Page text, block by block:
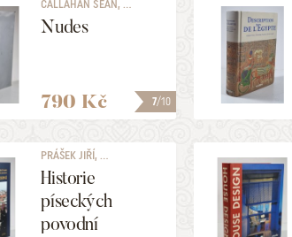
7/10
CALLAHAN SEAN, ...
Nudes
790 Kč
PRÁŠEK JIŘÍ, ...
Historie
píseckých
povodní